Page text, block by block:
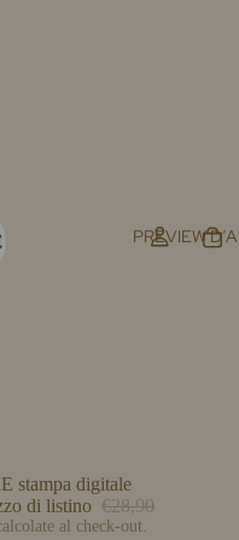
PREVIEW
stampa digitale
di listino €28,90
al check-out.